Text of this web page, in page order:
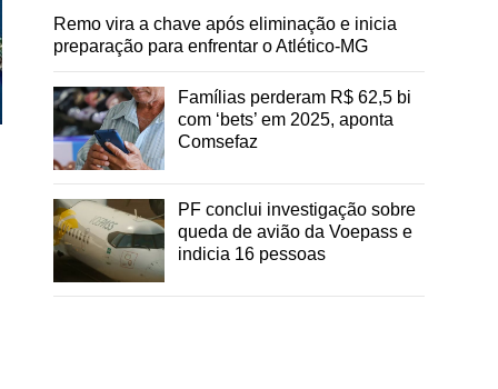
Remo vira a chave após eliminação e inicia
preparação para enfrentar o Atlético-MG
Famílias perderam R$ 62,5 bi
com ‘bets’ em 2025, aponta
Comsefaz
PF conclui investigação sobre
queda de avião da Voepass e
indicia 16 pessoas